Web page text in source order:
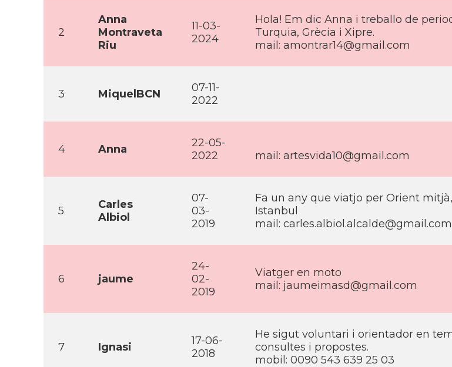
2
Anna
Montraveta
Riu
11-03-
2024
Hola! Em dic Anna i treballo de
Turquia, Grècia i Xipre.
mail: amontrar14@gmail.com
3 MiquelBCN
07-11-
2022
4 Anna
22-05-
2022
mail: artesvida10@gmail.com
5
Carles
Albiol
07-
03-
2019
Fa un any que viatjo per Orient
Istanbul
mail: carles.albiol.alcalde@gmail.com
6 jaume
24-
02-
2019
Viatger en moto
mail: jaumeimasd@gmail.com
7 Ignasi
17-06-
2018
He sigut voluntari i orientador en
consultes i propostes.
mobil: 0090 543 639 25 03